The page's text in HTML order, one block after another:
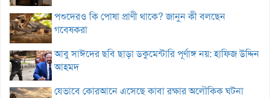
পশুদেরও কি পোষা প্রাণী থাকে? জানুন কী বলছেন
গবেষকরা
আবু সাঈদের ছবি ছাড়া ডকুমেন্টারি পূর্ণাঙ্গ নয়: হাফিজ উদ্দিন
আহমদ
যেভাবে কোরআনে এসেছে কাবা রক্ষার অলৌকিক ঘটনা